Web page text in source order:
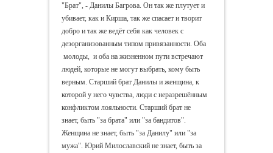
"Брат", - Данилы Багрова. Он так же плутует и
убивает, как и Кирша, так же спасает и творит
добро и так же ведёт себя как человек с
дезорганизованным типом привязанности. Оба
молоды, и оба на жизненном пути встречают
людей, которые не могут выбрать, кому быть
верным. Старший брат Данилы и женщина, к
которой у него чувства, люди с неразрешённым
конфликтом лояльности. Старший брат не
знает, быть "за брата" или "за бандитов".
Женщина не знает, быть "за Данилу" или "за
мужа". Юрий Милославский не знает, быть за